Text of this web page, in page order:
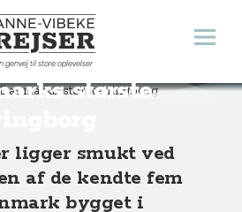
Vibeke Rejser
genvej til store oplevelser
Åbn
Aggersborg -
største
Danmark På tur til Aggersborg - Danmarks største ringborg
ligger smukt ved
af de kendte fem
bygget i